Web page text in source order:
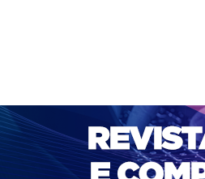
ACESSO CADASTRO
DE REVISTAS DA UNIFACS
NOVA SUBMISSÃO